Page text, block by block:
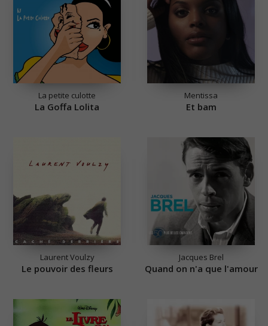
La petite culotte
La Goffa Lolita
Mentissa
Et bam
Laurent Voulzy
Le pouvoir des fleurs
Jacques Brel
Quand on n'a que l'amour